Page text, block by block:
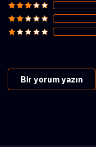
Bir yorum yazın